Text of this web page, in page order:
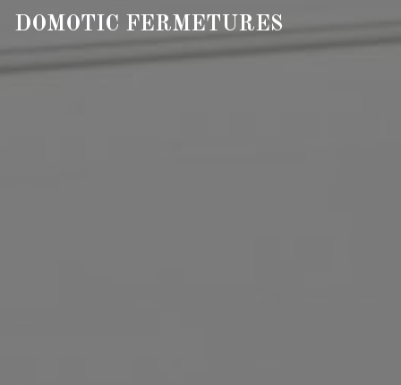
DOMOTIC FERMETURES